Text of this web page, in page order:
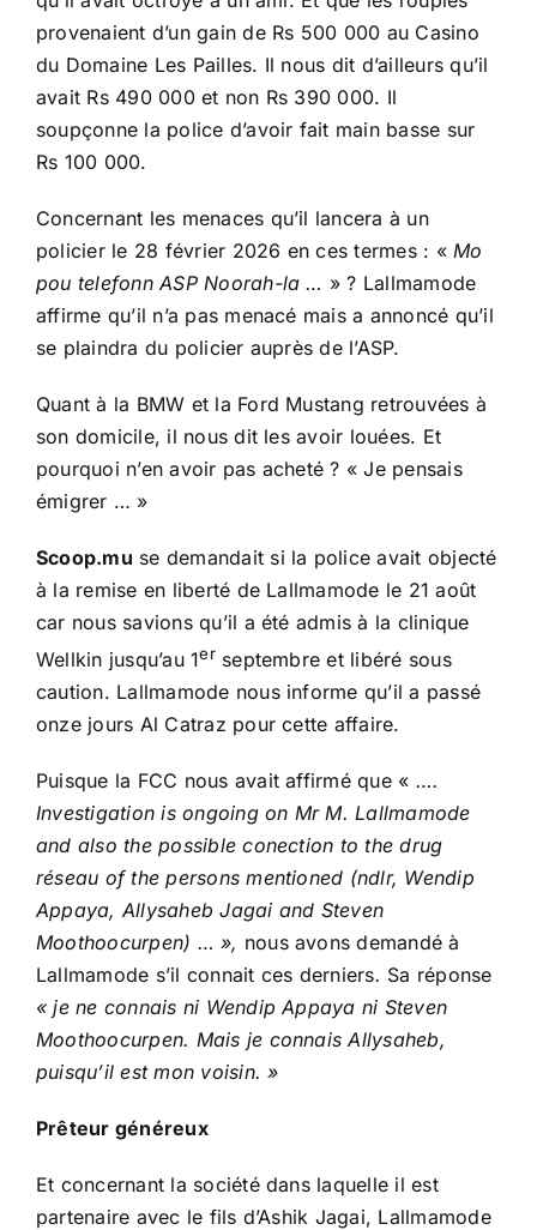
provenaient d’un gain de Rs 500 000 au Casino
du Domaine Les Pailles. Il nous dit d’ailleurs qu’il
avait Rs 490 000 et non Rs 390 000. Il
soupçonne la police d’avoir fait main basse sur
Rs 100 000.
Concernant les menaces qu’il lancera à un
policier le 28 février 2026 en ces termes : «Mo
pou telefonn ASP Noorah-la … » ? Lallmamode
affirme qu’il n’a pas menacé mais a annoncé qu’il
se plaindra du policier auprès de l’ASP.
Quant à la BMW et la Ford Mustang retrouvées à
son domicile, il nous dit les avoir louées. Et
pourquoi n’en avoir pas acheté ? « Je pensais
émigrer … »
Scoop.mu se demandait si la police avait objecté
à la remise en liberté de Lallmamode le 21 août
car nous savions qu’il a été admis à la clinique
Wellkin jusqu’au 1erseptembre et libéré sous
caution. Lallmamode nous informe qu’il a passé
onze jours Al Catraz pour cette affaire.
Puisque la FCC nous avait affirmé que « ….
Investigation is ongoing on Mr M. Lallmamode
and also the possible conection to the drug
réseau of the persons mentioned (ndlr, Wendip
Appaya, Allysaheb Jagai and Steven
Moothoocurpen) … », nous avons demandé à
Lallmamode s’il connait ces derniers. Sa réponse
« je ne connais ni Wendip Appaya ni Steven
Moothoocurpen. Mais je connais Allysaheb,
puisqu’il est mon voisin. »
Prêteur généreux
Et concernant la société dans laquelle il est
partenaire avec le fils d’Ashik Jagai, Lallmamode